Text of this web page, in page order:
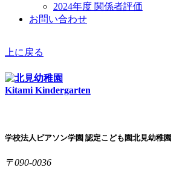
2024年度 関係者評価
お問い合わせ
上に戻る
Kitami Kindergarten
学校法人ピアソン学園 認定こども園北見幼稚園
〒090-0036